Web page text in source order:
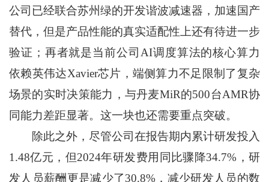
公司已经联合苏州绿的开发谐波减速器，加速国产
替代，但是产品性能的真实适配性上还有待进一步
验证；再者就是当前公司AI调度算法的核心算力
依赖英伟达Xavier芯片，端侧算力不足限制了复杂
场景的实时决策能力，与丹麦MiR的500台AMR协
同能力差距显著。这一块也还需要重点突破。
除此之外，尽管公司在报告期内累计研发投入
1.48亿元，但2024年研发费用同比骤降34.7%，研
发人员薪酬更是减少了30.8%，减少研发人员的数